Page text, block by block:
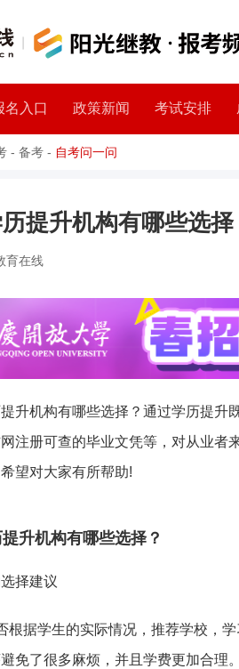
名入口 政策新闻 考试安排
- 备考 - 自考问一问
提升机构有哪些选择
育在线
升机构有哪些选择？通过学历提升
注册可查的毕业文凭等，对从业者
望对大家有所帮助!
升机构有哪些选择？
择建议
根据学生的实际情况，推荐学校，
免了很多麻烦，并且学费更加合理。